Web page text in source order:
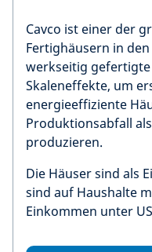
Cavco ist einer der
Fertighäusern in
werkseitig
Skaleneffekte, um
energieeffiziente
Produktionsabfall
produzieren.
Die Häuser sind als
sind auf Haushalte
Einkommen unter